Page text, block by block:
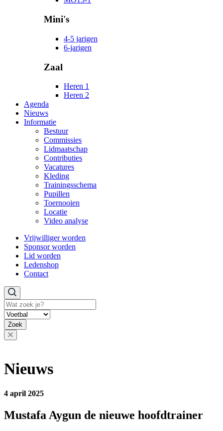
Mini's
4-5 jarigen
6-jarigen
Zaal
Heren 1
Heren 2
Agenda
Nieuws
Informatie
Bestuur
Commissies
Lidmaatschap
Contributies
Vacatures
Kleding
Trainingsschema
Pupillen
Toernooien
Locatie
Video analyse
Vrijwilliger worden
Sponsor worden
Lid worden
Ledenshop
Contact
Zoeken
Zoek
Nieuws
4 april 2025
Mustafa Aygun de nieuwe hoofdtrainer